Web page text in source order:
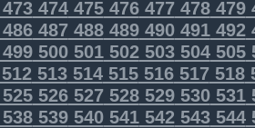
474475476477478479
487488489490491492
500501502503504505
513514515516517518
526527528529530531
539540541542543544